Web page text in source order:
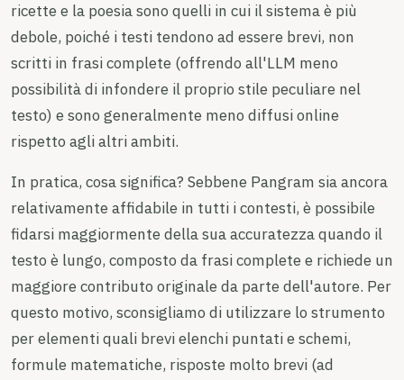
ricette e la poesia sono quelli in cui il sistema è più
debole, poiché i testi tendono ad essere brevi, non
scritti in frasi complete (offrendo all'LLM meno
possibilità di infondere il proprio stile peculiare nel
testo) e sono generalmente meno diffusi online
rispetto agli altri ambiti.
In pratica, cosa significa? Sebbene Pangram sia ancora
relativamente affidabile in tutti i contesti, è possibile
fidarsi maggiormente della sua accuratezza quando il
testo è lungo, composto da frasi complete e richiede un
maggiore contributo originale da parte dell'autore. Per
questo motivo, sconsigliamo di utilizzare lo strumento
per elementi quali brevi elenchi puntati e schemi,
formule matematiche, risposte molto brevi (ad